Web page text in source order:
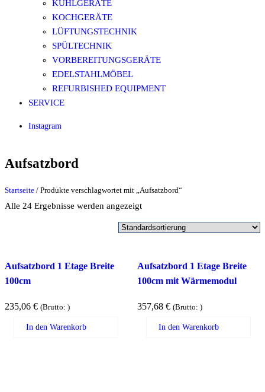
KÜHLGERÄTE
KOCHGERÄTE
LÜFTUNGSTECHNIK
SPÜLTECHNIK
VORBEREITUNGSGERÄTE
EDELSTAHLMÖBEL
REFURBISHED EQUIPMENT
SERVICE
Instagram
Aufsatzbord
Startseite / Produkte verschlagwortet mit „Aufsatzbord“
Alle 24 Ergebnisse werden angezeigt
Aufsatzbord 1 Etage Breite
100cm
235,06 € (Brutto: )
In den Warenkorb
Aufsatzbord 1 Etage Breite
100cm mit Wärmemodul
357,68 € (Brutto: )
In den Warenkorb